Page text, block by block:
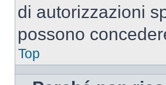
di autorizzazioni
possono
Top